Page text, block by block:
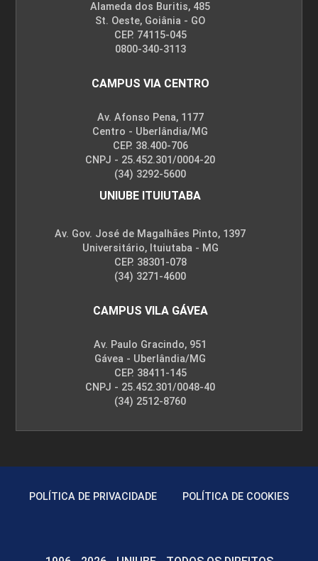
Alameda dos Buritis, 485
St. Oeste, Goiânia - GO
CEP. 74115-045
0800-340-3113
CAMPUS VIA CENTRO
Av. Afonso Pena, 1177
Centro - Uberlândia/MG
CEP. 38.400-706
CNPJ - 25.452.301/0004-20
(34) 3292-5600
UNIUBE ITUIUTABA
Av. Gov. José de Magalhães Pinto, 1397
Universitário, Ituiutaba - MG
CEP. 38301-078
(34) 3271-4600
CAMPUS VILA GÁVEA
Av. Paulo Gracindo, 951
Gávea - Uberlândia/MG
CEP. 38411-145
CNPJ - 25.452.301/0048-40
(34) 2512-8760
POLÍTICA DE PRIVACIDADE POLÍTICA DE COOKIES